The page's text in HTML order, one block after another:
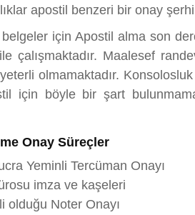
apostil benzeri bir onay
belgeler için Apostil alma son
çalışmaktadır. Maalesef
olmamaktadır.
için böyle bir şart
Onay Süreçler
Yeminli Tercüman Onayı
imza ve kaşeleri
olduğu Noter Onayı